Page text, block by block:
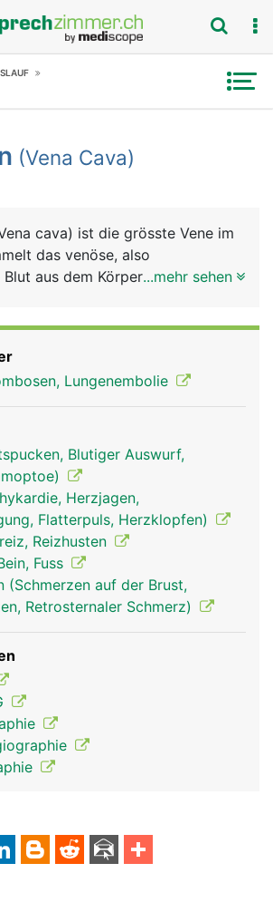
(Vena Cava)
cava) ist die grösste Vene im
das venöse, also
aus dem Körper und leitet es
in einen oberen und unteren
wird. Die obere Hohlvene
aus der oberen Körperhälfte
Brust), die untere Hohlvene
aus der unteren Körperhälfte
und Bauchraum).
...mehr sehen
Lungenembolie
Blutiger Auswurf,
Herzjagen,
Flatterpuls, Herzklopfen)
Reizhusten
Fuss
(Schmerzen auf der Brust,
Retrosternaler Schmerz)